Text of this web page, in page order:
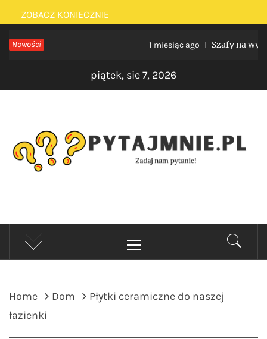
Skip
to
content
ZOBACZ KONIECZNIE
Nowości 1 miesiąc ago Szafy na wymiar
piątek, sie 7, 2026
PYTAJMNIE.PL
Zadaj nam pytanie!
Menu
Home Dom
Płytki ceramiczne do naszej
łazienki